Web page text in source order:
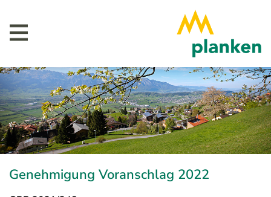
Genehmigung Voranschlag 2022